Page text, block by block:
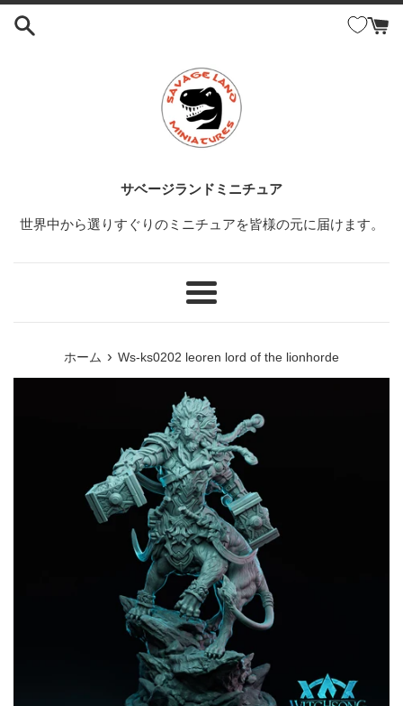
コ
サベージランドミニチュア
世界中から選りすぐりのミニチュアを皆様の元に届けます。
メ
ホーム › Ws-ks0202 leoren lord of the lionhorde